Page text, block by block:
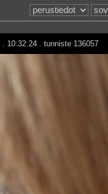
. 10:32:24 . tunniste 136057